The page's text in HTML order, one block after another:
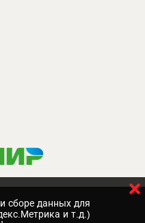
сборе данных для
и т.д.)